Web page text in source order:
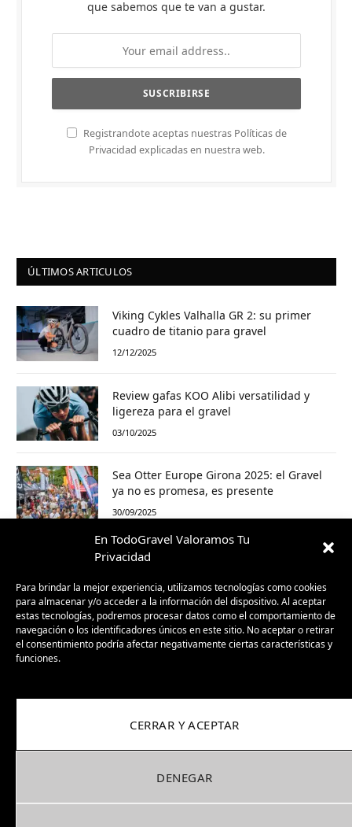
En TodoGravel Valoramos Tu
Privacidad
Para brindar la mejor experiencia, utilizamos tecnologías como cookies
para almacenar y/o acceder a la información del dispositivo. Al aceptar
estas tecnologías, podremos procesar datos como el comportamiento de
navegación o los identificadores únicos en este sitio. No aceptar o retirar
el consentimiento podría afectar negativamente ciertas características y
funciones.
CERRAR Y ACEPTAR
DENEGAR
que sabemos que te van a gustar.
Registrandote aceptas nuestras Políticas de
Privacidad explicadas en nuestra web.
ÚLTIMOS ARTICULOS
Viking Cykles Valhalla GR 2: su primer
cuadro de titanio para gravel
12/12/2025
Review gafas KOO Alibi versatilidad y
ligereza para el gravel
03/10/2025
Sea Otter Europe Girona 2025: el Gravel
ya no es promesa, es presente
30/09/2025
BH GravelX: la gravel diseñada para
23/09/2025
FacebookX
(Twitter)
Instagram